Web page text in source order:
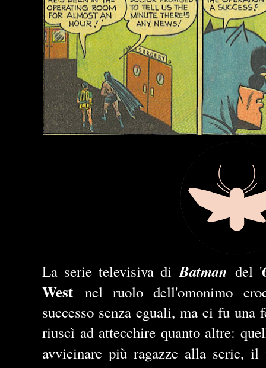
La serie televisiva diBatman del '
West nel ruolo dell'omonimo
successo senza eguali, ma ci fu
riuscì ad attecchire quanto altre:
avvicinare più ragazze alla serie,